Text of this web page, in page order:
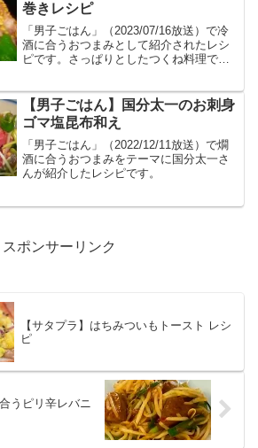
巻きレシピ
「男子ごはん」（2023/07/16放送）で冷
酒に合うおつまみとして紹介されたレシ
ピです。さっぱりとしたつくね料理で
【男子ごはん】国分太一のお刺身
ゴマ塩昆布和え
「男子ごはん」（2022/12/11放送）で燗
酒に合うおつまみをテーマに国分太一さ
んが紹介したレシピです。
スポンサーリンク
【サタプラ】はちみついもトースト レシ
ピ
うピリ辛レバニ